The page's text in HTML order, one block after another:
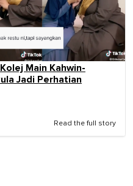
Main Kahwin-
Jadi Perhatian
Read the full story